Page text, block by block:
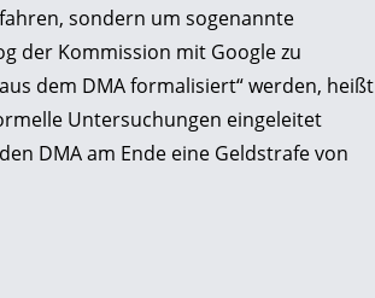
sondern um sogenannte
der Kommission mit Google zu
dem DMA formalisiert“ werden, heißt
Untersuchungen eingeleitet
DMA am Ende eine Geldstrafe von